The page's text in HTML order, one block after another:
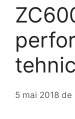
5 mai 2018 de